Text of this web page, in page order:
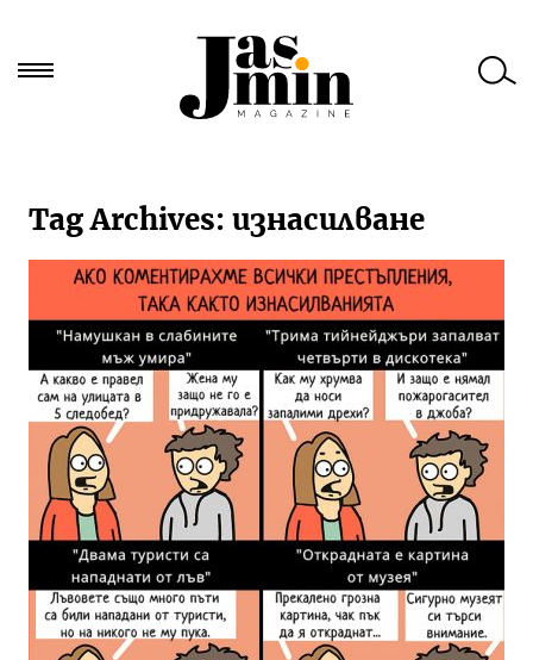
за:Tag Archives: изнасилване